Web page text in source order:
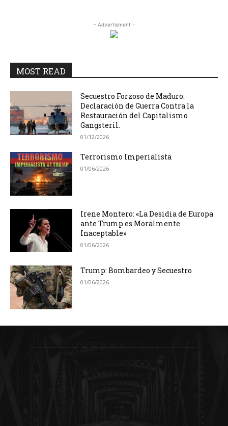
- Advertisment -
MOST READ
Secuestro Forzoso de Maduro:
Declaración de Guerra Contra la
Restauración del Capitalismo
Gangsteril.
01/12/2026
Terrorismo Imperialista
01/06/2026
Irene Montero: «La Desidia de Europa
ante Trump es Moralmente
Inaceptable»
01/06/2026
Trump: Bombardeo y Secuestro
01/06/2026